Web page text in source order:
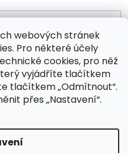
webových stránek
Pro některé účely
cookies, pro něž
vyjádříte tlačítkem
tlačítkem „Odmítnout“.
přes „Nastavení“.
obchodními podmínkami .
Premium